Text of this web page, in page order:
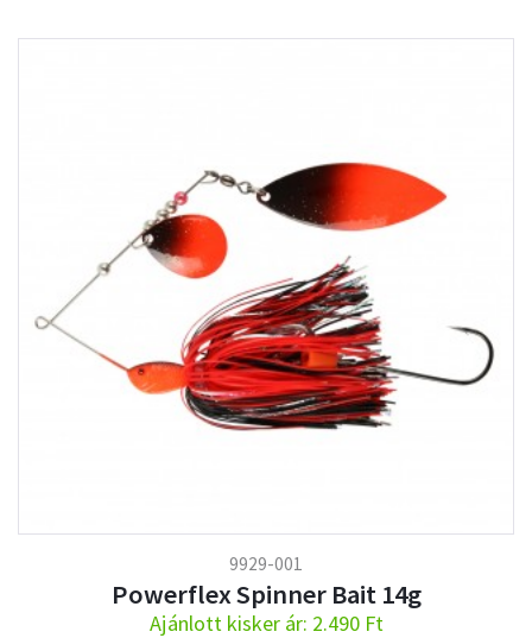
9929-001
Powerflex Spinner Bait 14g
Ajánlott kisker ár: 2.490 Ft